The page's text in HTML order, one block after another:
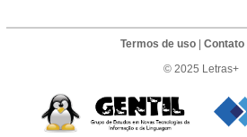
Termos de uso| Contato|
© 2025 Letras+